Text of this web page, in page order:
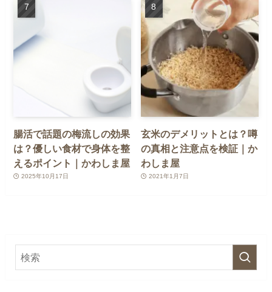
腸活で話題の梅流しの効果
は？優しい食材で身体を整
えるポイント｜かわしま屋
2025年10月17日
玄米のデメリットとは？噂
の真相と注意点を検証｜か
わしま屋
2021年1月7日